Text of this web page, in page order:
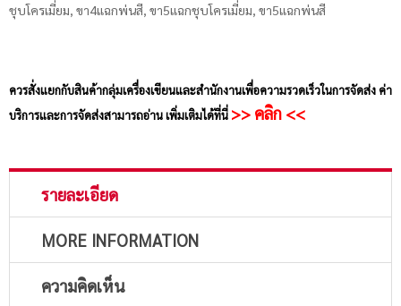
ชุบโครเมี่ยม, ขา4แฉกพ่นสี, ขา5แฉกชุบโครเมี่ยม, ขา5แฉกพ่นสี
ควรสั่งแยกกับสินค้ากลุ่มเครื่องเขียนและสำนักงานเพื่อความรวดเร็วในการจัดส่ง ค่า
บริการและการจัดส่งสามารถอ่าน เพิ่มเติมได้ที่นี่ >> คลิก <<
รายละเอียด
MORE INFORMATION
ความคิดเห็น